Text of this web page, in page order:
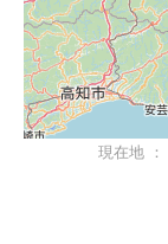
現在地 ：